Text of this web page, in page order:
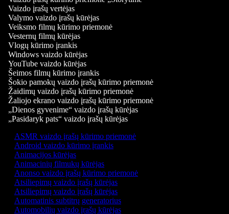
Vaizdo įrašų vertėjas
Valymo vaizdo įrašų kūrėjas
Veiksmo filmų kūrimo priemonė
Vesternų filmų kūrėjas
Vlogų kūrimo įrankis
Windows vaizdo kūrėjas
YouTube vaizdo kūrėjas
Šeimos filmų kūrimo įrankis
Šokio pamokų vaizdo įrašų kūrimo priemonė
Žaidimų vaizdo įrašų kūrimo priemonė
Žaliojo ekrano vaizdo įrašų kūrimo priemonė
„Dienos gyvenime“ vaizdo įrašų kūrėjas
„Pasidaryk pats“ vaizdo įrašų kūrėjas
ASMR vaizdo įrašų kūrimo priemonė
Android vaizdo kūrimo įrankis
Animacijos kūrėjas
Animacinių filmukų kūrėjas
Anonso vaizdo įrašų kūrimo priemonė
Atsiliepimų vaizdo įrašų kūrėjas
Atsiliepimų vaizdo įrašų kūrėjas
Automatinis subtitrų generatorius
Automobilių vaizdo įrašų kūrėjas